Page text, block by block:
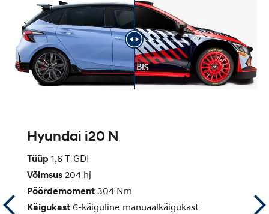
Hyundai i20 N
Tüüp 1,6 T-GDI
Võimsus 204 hj
Pöördemoment 304 Nm
Käigukast 6-käiguline manuaalkäigukast